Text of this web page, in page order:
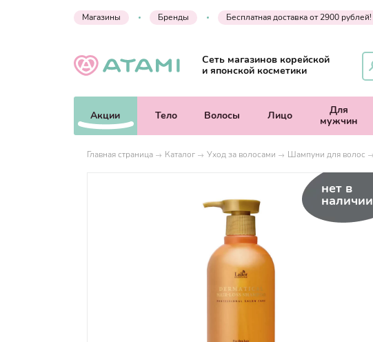
Магазины Бренды Бесплатная доставка от 2900 рублей!
Сеть магазинов корейской
и японской косметики
Акции Тело Волосы Лицо
Для
мужчин
Главная страница Каталог Уход за волосами Шампуни для волос
нет в
наличии